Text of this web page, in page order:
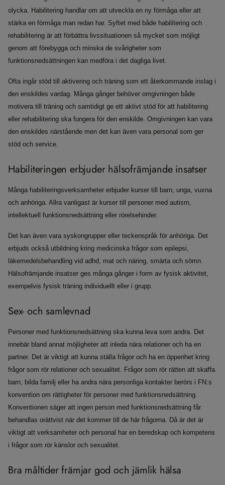
olycka. Habilitering handlar om att utveckla en ny förmåga eller att
stärka en förmåga man redan har. Syftet med både habilitering och
rehabilitering är att förbättra livssituationen så mycket som möjligt
genom att förebygga och minska de svårigheter som
funktionsnedsättningen kan medföra i det dagliga livet.
Ofta ingår stöd till aktivering och träning som ett återkommande inslag i
den enskildes vardag. Många gånger behöver omgivningen både
motivera till träning och samtidigt ge ett aktivt stöd för att habilitering
eller rehabilitering ska fungera för den enskilde. Omgivningen kan vara
den enskildes närstående men det kan även vara personal som ger
stöd och service.
Habiliteringen erbjuder hälsofrämjande insatser
Många habiliteringsverksamheter erbjuder kurser till barn, unga, vuxna
och anhöriga. Allra vanligast är kurser till personer med autism,
intellektuell funktionsnedsättning eller rörelsehinder.
Det kan även vara syskongrupper eller teckenspråk för anhöriga. Det
erbjuds också utbildning kring medicinska frågor som epilepsi,
läkemedelsbehandling vid adhd, mat och näring, smärta och sömn.
Hälsofrämjande insatser ges många gånger i form av fysisk aktivitet,
exempelvis fysisk träning individuellt eller i grupp.
Sex- och samlevnad
Personer med funktionsnedsättning ska kunna leva som andra. Det
innebär bland annat möjligheter att inleda nära relationer och ha en
partner. Det är viktigt att kunna ställa frågor och ha en öppenhet kring
frågor som rör relationer och sexualitet. Frågor som rör rätten att skaffa
barn, bilda familj eller ha andra nära personliga kontakter berörs i FN:s
konvention om rättigheter för personer med funktionsnedsättning.
Konventionen säger att ingen person med funktionsnedsättning får
behandlas orättvist när det kommer till de här frågorna. Då är det är
viktigt att verksamheter och personal har en beredskap och kompetens
i frågor som rör känslor och sexualitet.
Bra måltider främjar god och jämlik hälsa